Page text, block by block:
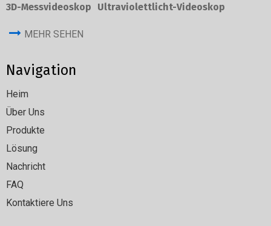
3D-Messvideoskop
Ultraviolettlicht-Videoskop
MEHR SEHEN
Navigation
Heim
Über Uns
Produkte
Lösung
Nachricht
FAQ
Kontaktiere Uns